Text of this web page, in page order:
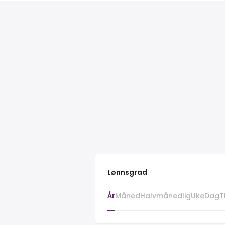
Lønnsgrad
ÅrMånedHalvmånedligUkeDag